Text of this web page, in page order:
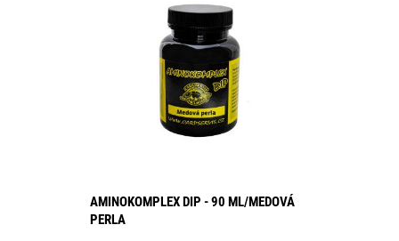
AMINOKOMPLEX DIP - 90 ML/MEDOVÁ
PERLA